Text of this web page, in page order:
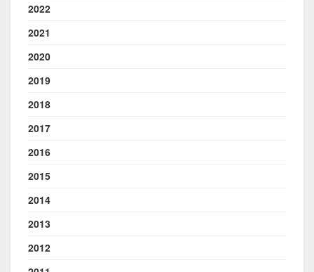
2022
2021
2020
2019
2018
2017
2016
2015
2014
2013
2012